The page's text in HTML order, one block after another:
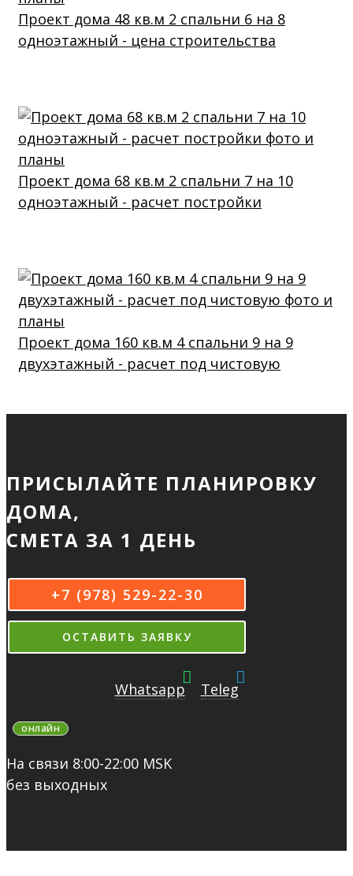
Проект дома 48 кв.м 2 спальни 6 на 8
одноэтажный - цена строительства
Проект дома 68 кв.м 2 спальни 7 на 10
одноэтажный - расчет постройки
Проект дома 160 кв.м 4 спальни 9 на 9
двухэтажный - расчет под чистовую
ПРИСЫЛАЙТЕ ПЛАНИРОВКУ
ДОМА,
СМЕТА ЗА 1 ДЕНЬ
+7 (978) 529-22-30
ОСТАВИТЬ ЗАЯВКУ
Whatsapp Teleg
онлайн
На связи 8:00-22:00 MSK
без выходных